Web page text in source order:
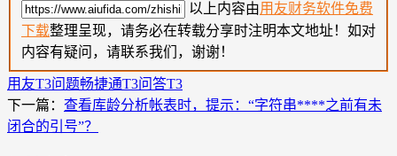
以上内容由用友财务软件免费
下载整理呈现，请务必在转载分享时注明本文地址！如对
内容有疑问，请联系我们，谢谢！
用友T3问题畅捷通T3问答T3
下一篇： 查看库龄分析帐表时，提示：“字符串****之前有未
闭合的引号”？